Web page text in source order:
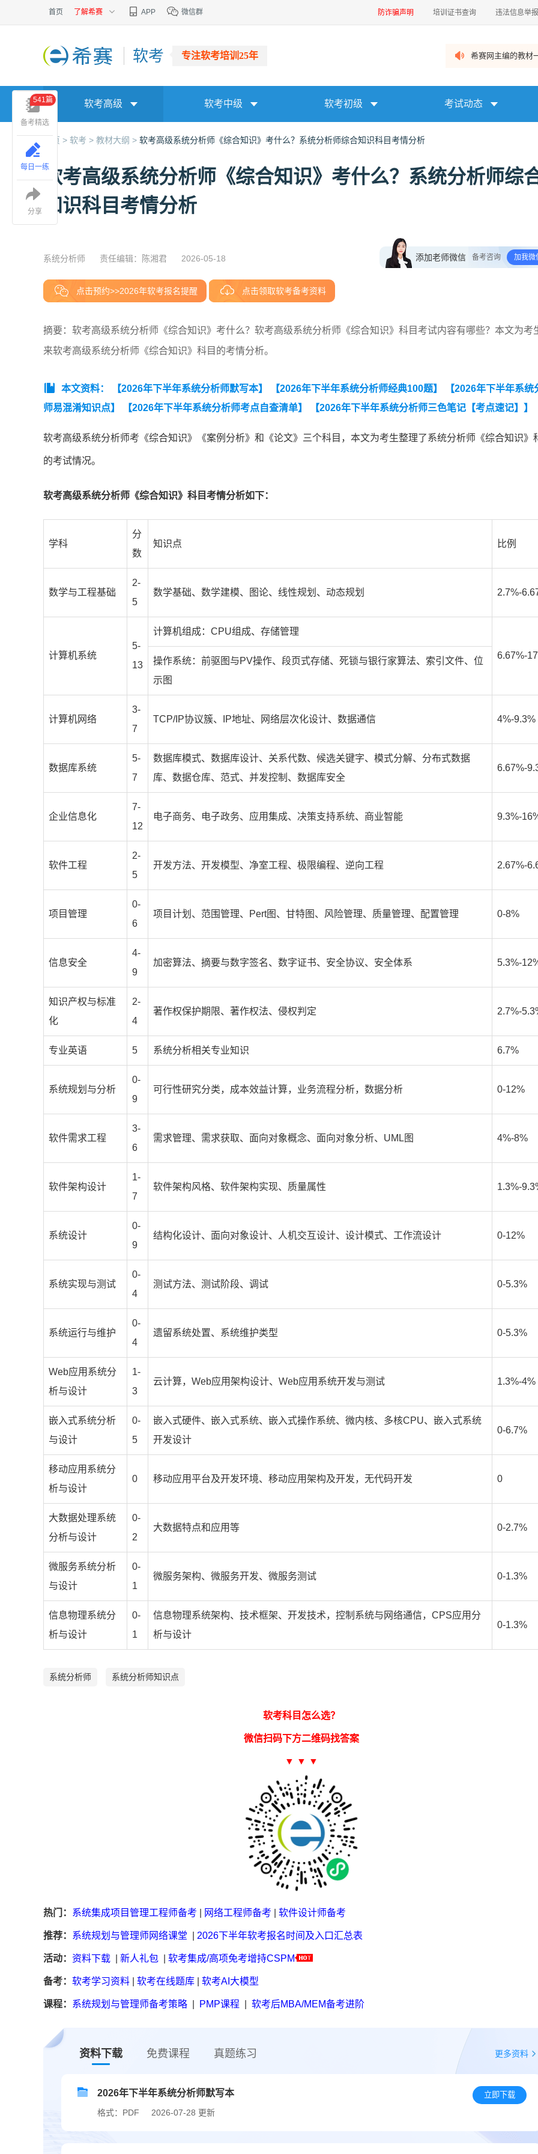
首页 了解希赛 APP 微信群 防诈骗声明 培训证书查询 违法信息举报
软考 专注软考培训25年 希赛网主编的教材
软考高级 软考中级 软考初级 考试动态
首页 > 软考 > 教材大纲 > 软考高级系统分析师《综合知识》考什么？系统分析师综合知识科目考情分析
软考高级系统分析师《综合知识》考什么？系统分析师综
知识科目考情分析
系统分析师 责任编辑：陈湘君 2026-05-18 添加老师微信 备考咨询 加我微
点击预约>>2026年软考报名提醒 点击领取软考备考资料
摘要：软考高级系统分析师《综合知识》考什么？软考高级系统分析师《综合知识》科目考试内容有哪些？本文为考
来软考高级系统分析师《综合知识》科目的考情分析。
本文资料： 【2026年下半年系统分析师默写本】 【2026年下半年系统分析师经典100题】
【2026年下半年系统
师易混淆知识点】
【2026年下半年系统分析师考点自查清单】 【2026年下半年系统分析师三色笔记【考点速记】】
合知识真题.pdf】
软考高级系统分析师考《综合知识》《案例分析》和《论文》三个科目，本文为考生整理了系统分析师《综合知识》
的考试情况。
软考高级系统分析师《综合知识》科目考情分析如下：
学科
分
数
知识点 比例
数学与工程基础
2-
5
数学基础、数学建模、图论、线性规划、动态规划 2.7%-
计算机系统
5-
13
计算机组成：CPU组成、存储管理
6.67%-
操作系统：前驱图与PV操作、段页式存储、死锁与银行家算法、索引文件、位
示图
计算机网络
3-
7
TCP/IP协议簇、IP地址、网络层次化设计、数据通信 4%-9.3%
数据库系统
5-
7
数据库模式、数据库设计、关系代数、候选关键字、模式分解、分布式数据
库、数据仓库、范式、并发控制、数据库安全
6.67%-
企业信息化
7-
12
电子商务、电子政务、应用集成、决策支持系统、商业智能 9.3%-
软件工程
2-
5
开发方法、开发模型、净室工程、极限编程、逆向工程 2.67%-
项目管理
0-
6
项目计划、范围管理、Pert图、甘特图、风险管理、质量管理、配置管理 0-8%
信息安全
4-
9
加密算法、摘要与数字签名、数字证书、安全协议、安全体系 5.3%-
知识产权与标准
化
2-
4
著作权保护期限、著作权法、侵权判定 2.7%-
专业英语 5 系统分析相关专业知识 6.7%
系统规划与分析
0-
9
可行性研究分类，成本效益计算，业务流程分析，数据分析 0-12%
软件需求工程
3-
6
需求管理、需求获取、面向对象概念、面向对象分析、UML图 4%-8%
软件架构设计
1-
7
软件架构风格、软件架构实现、质量属性 1.3%-
系统设计
0-
9
结构化设计、面向对象设计、人机交互设计、设计模式、工作流设计 0-12%
系统实现与测试
0-
4
测试方法、测试阶段、调试 0-5.3%
系统运行与维护
0-
4
遗留系统处置、系统维护类型 0-5.3%
Web应用系统分
析与设计
1-
3
云计算，Web应用架构设计、Web应用系统开发与测试 1.3%-4%
嵌入式系统分析
与设计
0-
5
嵌入式硬件、嵌入式系统、嵌入式操作系统、微内核、多核CPU、嵌入式系统
开发设计
0-6.7%
移动应用系统分
析与设计
0 移动应用平台及开发环境、移动应用架构及开发，无代码开发 0
大数据处理系统
分析与设计
0-
2
大数据特点和应用等 0-2.7%
微服务系统分析
与设计
0-
1
微服务架构、微服务开发、微服务测试 0-1.3%
信息物理系统分
析与设计
0-
1
信息物理系统架构、技术框架、开发技术，控制系统与网络通信，CPS应用分
析与设计
0-1.3%
系统分析师 系统分析师知识点
软考科目怎么选？
微信扫码下方二维码找答案
▼ ▼ ▼
热门： 系统集成项目管理工程师备考 网络工程师备考 软件设计师备考
推荐： 系统规划与管理师网络课堂 2026下半年软考报名时间及入口汇总表
活动： 资料下载 新人礼包 软考集成/高项免考增持CSPM
备考： 软考学习资料 软考在线题库 软考AI大模型
课程： 系统规划与管理师备考策略 PMP课程 软考后MBA/MEM备考进阶
资料下载 免费课程 真题练习 更多资料
2026年下半年系统分析师默写本
格式：PDF 2026-07-28 更新
立即下载
备考精选
541篇
每日一练
分享